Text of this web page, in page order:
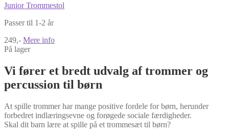
Junior Trommestol
Passer til 1-2 år
249,- Mere info
På lager
Vi fører et bredt udvalg af trommer og
percussion til børn
At spille trommer har mange positive fordele for børn, herunder
forbedret indlæringsevne og forøgede sociale færdigheder.
Skal dit barn lære at spille på et trommesæt til børn?